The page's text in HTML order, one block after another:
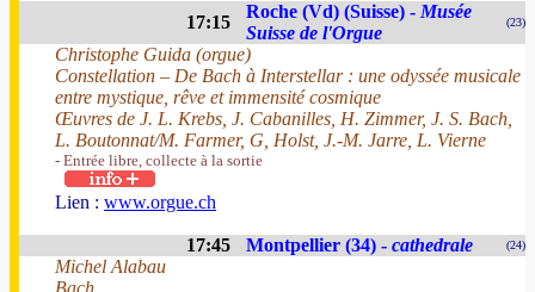
17:15
Roche (Vd) (Suisse) - Musée
Suisse de l'Orgue
(23)
Christophe Guida (orgue)
Constellation – De Bach à Interstellar : une odyssée musicale
entre mystique, rêve et immensité cosmique
Œuvres de J. L. Krebs, J. Cabanilles, H. Zimmer, J. S. Bach,
L. Boutonnat/M. Farmer, G, Holst, J.-M. Jarre, L. Vierne
- Entrée libre, collecte à la sortie
Lien : www.orgue.ch
17:45 Montpellier (34) - cathedrale (24)
Michel Alabau
Bach